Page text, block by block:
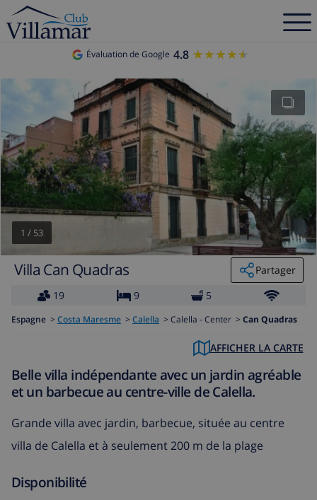
Évaluation de Google 4.8 ★★★★★
★★★★★
1 / 53
Villa Can Quadras
Partager
19
9 5
Espagne > Costa Maresme > Calella > Calella - Center > Can Quadras
AFFICHER LA CARTE
Belle villa indépendante avec un jardin agréable
et un barbecue au centre-ville de Calella.
Grande villa avec jardin, barbecue, située au centre
villa de Calella et à seulement 200 m de la plage
Disponibilité